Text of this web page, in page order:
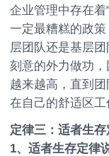
企业管理中存在着
一定最糟糕的政
层团队还是基层
刻意的外力做功
越来越高，直到
在自己的舒适区工
定律三：适者生存
1、适者生存定律